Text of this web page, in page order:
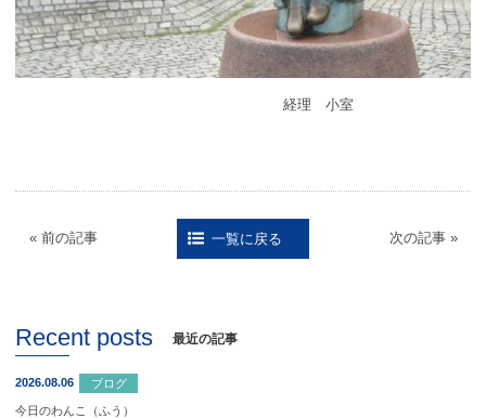
経理 小室
« 前の記事 一覧に戻る 次の記事 »
Recent posts 最近の記事
2026.08.06 ブログ
今日のわんこ（ふう）